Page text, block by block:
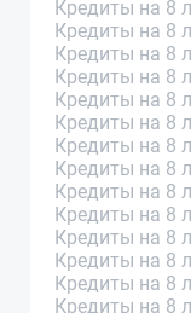
Кредиты на 8
Кредиты на 8
Кредиты на 8
Кредиты на 8
Кредиты на 8
Кредиты на 8
Кредиты на 8
Кредиты на 8
Кредиты на 8
Кредиты на 8
Кредиты на 8
Кредиты на 8
Кредиты на 8
Кредиты на 8